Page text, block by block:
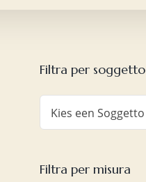
Filtra per soggetto
Kies een Soggetto
Filtra per misura